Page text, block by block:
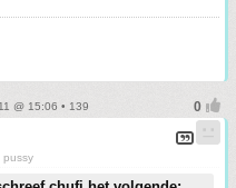
@ 15:06 • 139
pussy